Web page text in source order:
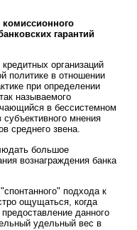
комиссионного
гарантий
организаций
политике в отношении
при определении
называемого
в бессистемном
мнения
среднего звена.
большое
вознаграждения банка
подхода к
ощущаться, когда
данного
удельный вес в